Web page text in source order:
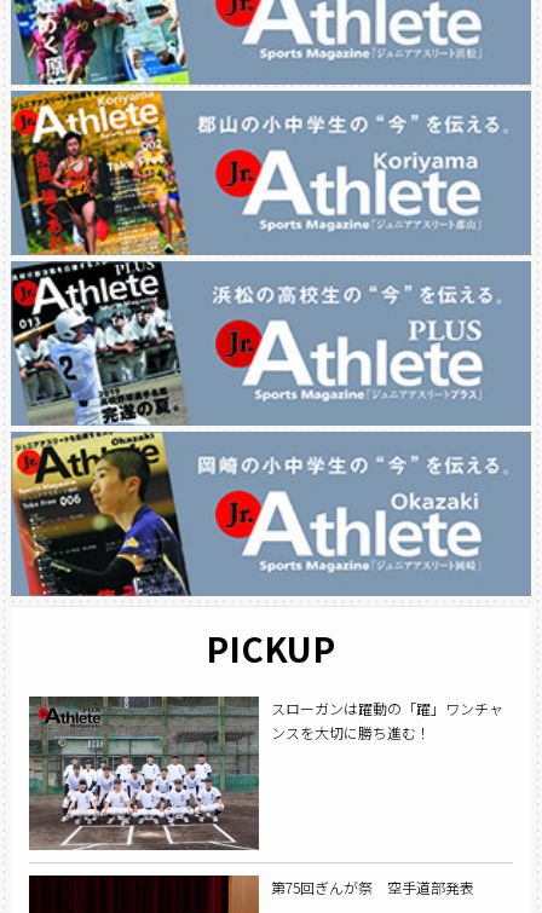
PICKUP
スローガンは躍動の「躍」ワンチャ
ンスを大切に勝ち進む！
第75回ぎんが祭 空手道部発表